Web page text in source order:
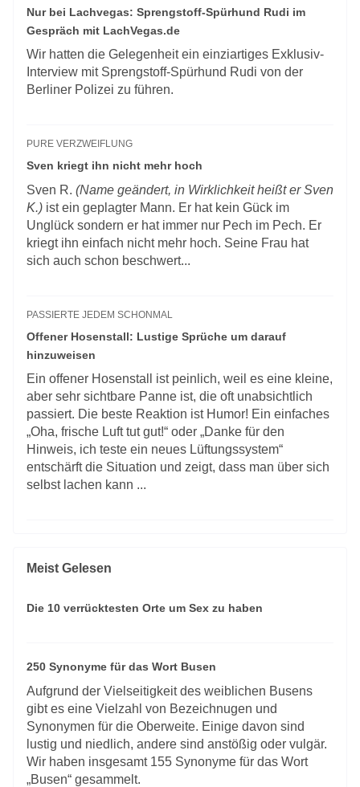
Nur bei Lachvegas: Sprengstoff-Spürhund Rudi im
Gespräch mit LachVegas.de
Wir hatten die Gelegenheit ein einziartiges Exklusiv-
Interview mit Sprengstoff-Spürhund Rudi von der
Berliner Polizei zu führen.
PURE VERZWEIFLUNG
Sven kriegt ihn nicht mehr hoch
Sven R. (Name geändert, in Wirklichkeit heißt er Sven
K.) ist ein geplagter Mann. Er hat kein Gück im
Unglück sondern er hat immer nur Pech im Pech. Er
kriegt ihn einfach nicht mehr hoch. Seine Frau hat
sich auch schon beschwert...
PASSIERTE JEDEM SCHONMAL
Offener Hosenstall: Lustige Sprüche um darauf
hinzuweisen
Ein offener Hosenstall ist peinlich, weil es eine kleine,
aber sehr sichtbare Panne ist, die oft unabsichtlich
passiert. Die beste Reaktion ist Humor! Ein einfaches
„Oha, frische Luft tut gut!“ oder „Danke für den
Hinweis, ich teste ein neues Lüftungssystem“
entschärft die Situation und zeigt, dass man über sich
selbst lachen kann ...
Meist Gelesen
Die 10 verrücktesten Orte um Sex zu haben
250 Synonyme für das Wort Busen
Aufgrund der Vielseitigkeit des weiblichen Busens
gibt es eine Vielzahl von Bezeichnugen und
Synonymen für die Oberweite. Einige davon sind
lustig und niedlich, andere sind anstößig oder vulgär.
Wir haben insgesamt 155 Synonyme für das Wort
„Busen“ gesammelt.